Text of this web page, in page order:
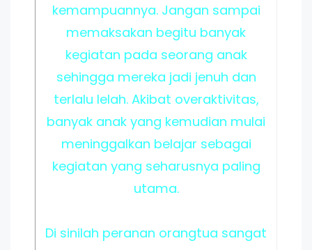
kemampuannya. Jangan sampai
memaksakan begitu banyak
kegiatan pada seorang anak
sehingga mereka jadi jenuh dan
terlalu lelah. Akibat overaktivitas,
banyak anak yang kemudian mulai
meninggalkan belajar sebagai
kegiatan yang seharusnya paling
utama.
Di sinilah peranan orangtua sangat